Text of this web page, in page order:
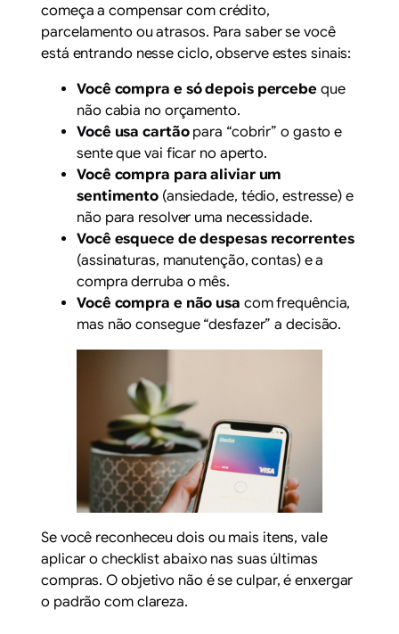
começa a compensar com crédito,
parcelamento ou atrasos. Para saber se você
está entrando nesse ciclo, observe estes sinais:
Você compra e só depois percebe que
não cabia no orçamento.
Você usa cartãopara “cobrir” o gasto e
sente que vai ficar no aperto.
Você compra para aliviar um
sentimento (ansiedade, tédio, estresse) e
não para resolver uma necessidade.
Você esquece de despesas recorrentes
(assinaturas, manutenção, contas) e a
compra derruba o mês.
Você compra e não usa com frequência,
mas não consegue “desfazer” a decisão.
Se você reconheceu dois ou mais itens, vale
aplicar o checklist abaixo nas suas últimas
compras. O objetivo não é se culpar, é enxergar
o padrão com clareza.